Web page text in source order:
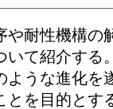
や耐性機構の
いて紹介する
ような進化を
とを目的とす